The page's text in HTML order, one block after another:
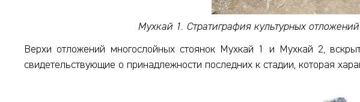
Мухкай 1. Стратиграфия культурных
Верхи отложений многослойных стоянок Мухкай 1 и Мухкай 2,
свидетельствующие о принадлежности последних к стадии, которая